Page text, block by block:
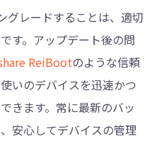
グレードすることは、適切
す。アップデート後の問
ReiBootのような信頼
いのデバイスを迅速かつ
きます。常に最新のバッ
安心してデバイスの管理